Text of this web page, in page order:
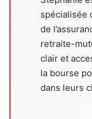
spécialisée
de
retraite-
clair et
la bourse
dans leurs